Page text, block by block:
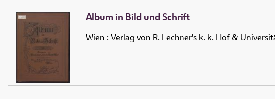
Album in Bild und Schrift
Wien : Verlag von R. Lechner's k. k. Hof &